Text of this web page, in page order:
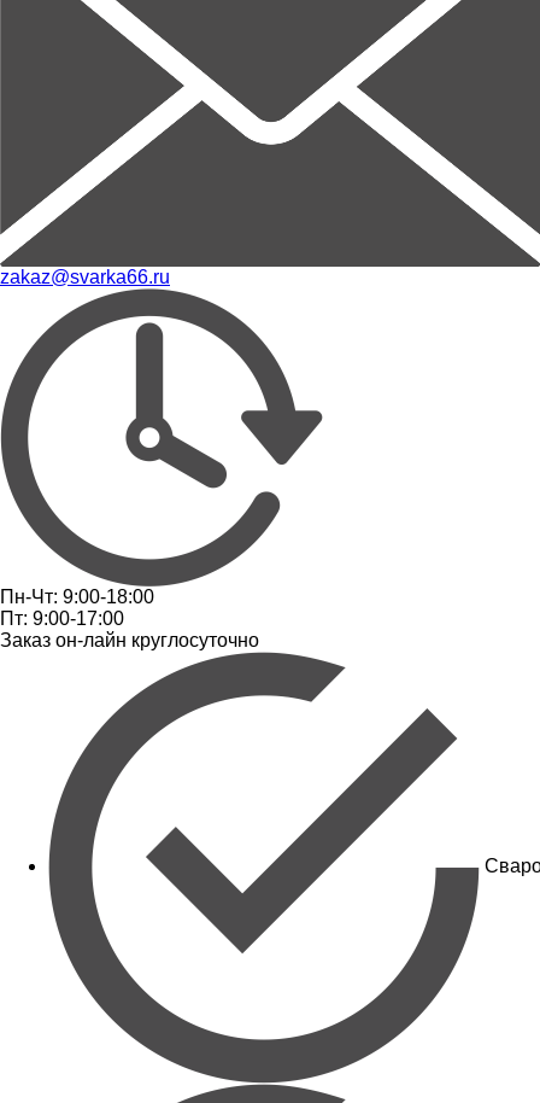
zakaz@svarka66.ru
Пн-Чт: 9:00-18:00
Пт: 9:00-17:00
Заказ он-лайн круглосуточно